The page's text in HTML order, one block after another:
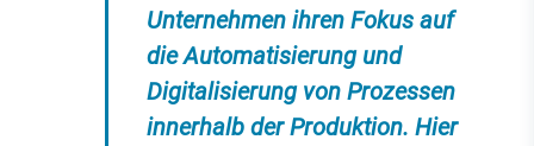
Unternehmen ihren Fokus auf
die Automatisierung und
Digitalisierung von Prozessen
innerhalb der Produktion. Hier